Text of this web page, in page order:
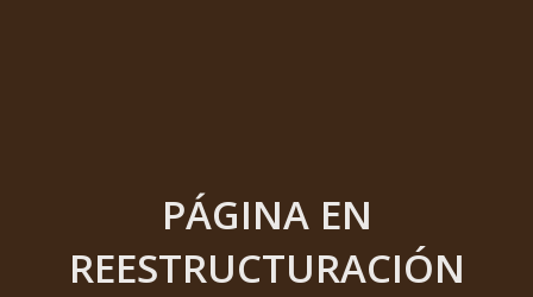
PÁGINA EN
REESTRUCTURACIÓN